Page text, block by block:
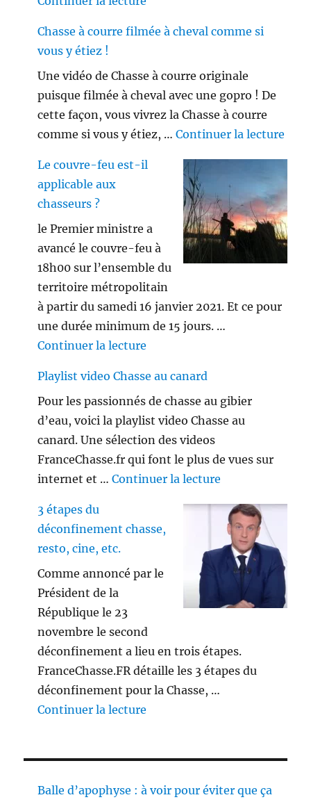
Chasse à courre filmée à cheval comme si
vous y étiez !
Une vidéo de Chasse à courre originale
puisque filmée à cheval avec une gopro ! De
cette façon, vous vivrez la Chasse à courre
comme si vous y étiez, …Continuer la lecture
Le couvre-feu est-il
applicable aux
chasseurs ?
le Premier ministre a
avancé le couvre-feu à
18h00 sur l’ensemble du
territoire métropolitain
à partir du samedi 16 janvier 2021. Et ce pour
une durée minimum de 15 jours. …
Continuer la lecture
Playlist video Chasse au canard
Pour les passionnés de chasse au gibier
d’eau, voici la playlist video Chasse au
canard. Une sélection des videos
FranceChasse.fr qui font le plus de vues sur
internet et …Continuer la lecture
3 étapes du
déconfinement chasse,
resto, cine, etc.
Comme annoncé par le
Président de la
République le 23
novembre le second
déconfinement a lieu en trois étapes.
FranceChasse.FR détaille les 3 étapes du
déconfinement pour la Chasse, …
Continuer la lecture
Balle d’apophyse : à voir pour éviter que ça